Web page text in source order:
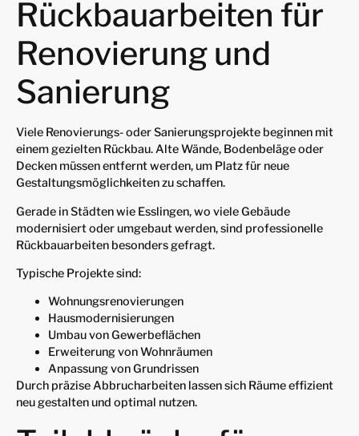
Rückbauarbeiten für
Renovierung und
Sanierung
Viele Renovierungs- oder Sanierungsprojekte beginnen mit
einem gezielten Rückbau. Alte Wände, Bodenbeläge oder
Decken müssen entfernt werden, um Platz für neue
Gestaltungsmöglichkeiten zu schaffen.
Gerade in Städten wie Esslingen, wo viele Gebäude
modernisiert oder umgebaut werden, sind professionelle
Rückbauarbeiten besonders gefragt.
Typische Projekte sind:
Wohnungsrenovierungen
Hausmodernisierungen
Umbau von Gewerbeflächen
Erweiterung von Wohnräumen
Anpassung von Grundrissen
Durch präzise Abbrucharbeiten lassen sich Räume effizient
neu gestalten und optimal nutzen.